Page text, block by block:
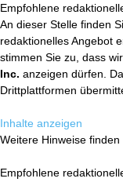
Empfohlene
An dieser Stelle finden
redaktionelles Angebot
stimmen Sie zu, dass
Inc. anzeigen dürfen.
Drittplattformen
Inhalte anzeigen
Weitere Hinweise
Empfohlene